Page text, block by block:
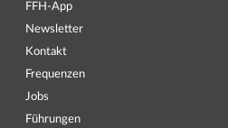
FFH-App
Newsletter
Kontakt
Frequenzen
Jobs
Führungen